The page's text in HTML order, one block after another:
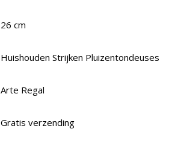
26 cm
Huishouden Strijken Pluizentondeuses
Arte Regal
Gratis verzending